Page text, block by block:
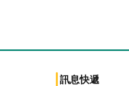
訊息快遞